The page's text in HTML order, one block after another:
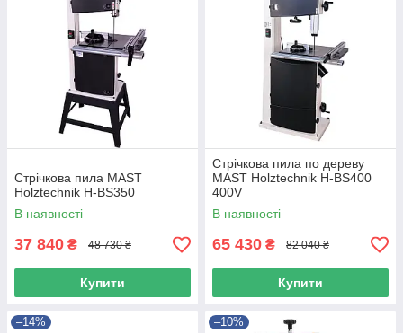
Стрічкова пила MAST
Holztechnik H-BS350
В наявності
37 840 ₴ 48 730 ₴
Купити
Стрічкова пила по дереву
MAST Holztechnik H-BS400
400V
В наявності
65 430 ₴ 82 040 ₴
Купити
–14% –10%